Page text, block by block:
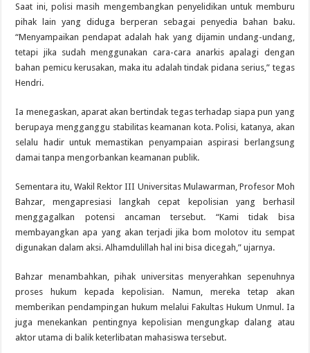
Saat ini, polisi masih mengembangkan penyelidikan untuk memburu
pihak lain yang diduga berperan sebagai penyedia bahan baku.
“Menyampaikan pendapat adalah hak yang dijamin undang-undang,
tetapi jika sudah menggunakan cara-cara anarkis apalagi dengan
bahan pemicu kerusakan, maka itu adalah tindak pidana serius,” tegas
Hendri.
Ia menegaskan, aparat akan bertindak tegas terhadap siapa pun yang
berupaya mengganggu stabilitas keamanan kota. Polisi, katanya, akan
selalu hadir untuk memastikan penyampaian aspirasi berlangsung
damai tanpa mengorbankan keamanan publik.
Sementara itu, Wakil Rektor III Universitas Mulawarman, Profesor Moh
Bahzar, mengapresiasi langkah cepat kepolisian yang berhasil
menggagalkan potensi ancaman tersebut. “Kami tidak bisa
membayangkan apa yang akan terjadi jika bom molotov itu sempat
digunakan dalam aksi. Alhamdulillah hal ini bisa dicegah,” ujarnya.
Bahzar menambahkan, pihak universitas menyerahkan sepenuhnya
proses hukum kepada kepolisian. Namun, mereka tetap akan
memberikan pendampingan hukum melalui Fakultas Hukum Unmul. Ia
juga menekankan pentingnya kepolisian mengungkap dalang atau
aktor utama di balik keterlibatan mahasiswa tersebut.